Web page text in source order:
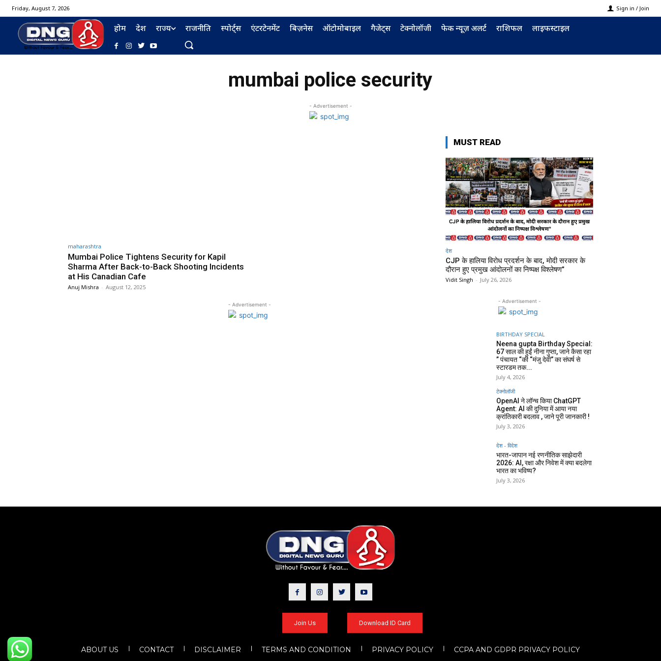
Friday, August 7, 2026 Sign in / Join
होम देश राज्य राजनीति स्पोर्ट्स एंटरटेनमेंट बिज़नेस ऑटोमोबाइल गैजेट्स टेक्नोलॉजी फेक न्यूज़ अलर्ट राशिफल लाइफस्टाइल
mumbai police security
- Advertisement -
maharashtra
Mumbai Police Tightens Security for Kapil
Sharma After Back-to-Back Shooting Incidents
at His Canadian Cafe
Anuj Mishra - August 12, 2025
- Advertisement -
MUST READ
देश
CJP के हालिया विरोध प्रदर्शन के बाद, मोदी सरकार के
दौरान हुए प्रमुख आंदोलनों का निष्पक्ष विश्लेषण”
Vidit Singh - July 26, 2026
- Advertisement -
BIRTHDAY SPECIAL
Neena gupta Birthday Special:
67 साल की हुईं नीना गुप्ता, जाने कैसा रहा
” पंचायत “की “मंजु देवी” का संघर्ष से
स्टारडम तक...
July 4, 2026
टेक्नोलॉजी
OpenAI ने लॉन्च किया ChatGPT
Agent: AI की दुनिया में आया नया
क्रांतिकारी बदलाव , जाने पूरी जानकारी !
July 3, 2026
देश - विदेश
भारत-जापान नई रणनीतिक साझेदारी
2026: AI, रक्षा और निवेश में क्या बदलेगा
भारत का भविष्य?
July 3, 2026
Join Us Download ID Card
ABOUT US CONTACT DISCLAIMER TERMS AND CONDITION PRIVACY POLICY CCPA AND GDPR PRIVACY POLICY